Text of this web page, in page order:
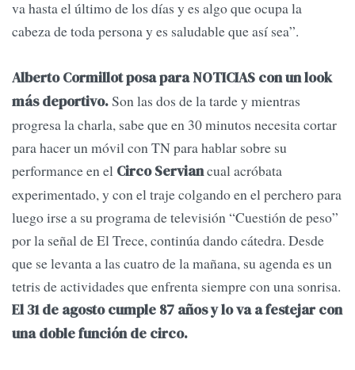
va hasta el último de los días y es algo que ocupa la
cabeza de toda persona y es saludable que así sea”.
Alberto Cormillot posa para NOTICIAS con un look
más deportivo.Son las dos de la tarde y mientras
progresa la charla, sabe que en 30 minutos necesita cortar
para hacer un móvil con TN para hablar sobre su
performance en el Circo Serviancual acróbata
experimentado, y con el traje colgando en el perchero para
luego irse a su programa de televisión “Cuestión de peso”
por la señal de El Trece, continúa dando cátedra. Desde
que se levanta a las cuatro de la mañana, su agenda es un
tetris de actividades que enfrenta siempre con una sonrisa.
El 31 de agosto cumple 87 años y lo va a festejar con
una doble función de circo.